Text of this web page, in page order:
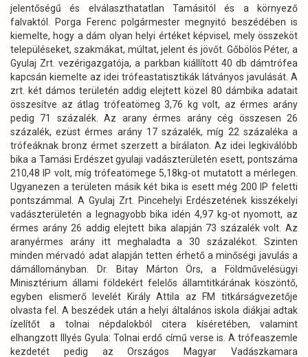
jelentőségű és elválaszthatatlan Tamásitól és a környező
falvaktól. Porga Ferenc polgármester megnyitó beszédében is
kiemelte, hogy a dám olyan helyi értéket képvisel, mely összeköt
településeket, szakmákat, múltat, jelent és jövőt. Gőbölös Péter, a
Gyulaj Zrt. vezérigazgatója, a parkban kiállított 40 db dámtrófea
kapcsán kiemelte az idei trófeastatisztikák látványos javulását. A
zrt. két dámos területén addig elejtett közel 80 dámbika adatait
összesítve az átlag trófeatömeg 3,76 kg volt, az érmes arány
pedig 71 százalék. Az arany érmes arány cég összesen 26
százalék, ezüst érmes arány 17 százalék, míg 22 százaléka a
trófeáknak bronz érmet szerzett a bírálaton. Az idei legkiválóbb
bika a Tamási Erdészet gyulaji vadászterületén esett, pontszáma
210,48 IP volt, míg trófeatömege 5,18kg-ot mutatott a mérlegen.
Ugyanezen a területen másik két bika is esett még 200 IP feletti
pontszámmal. A Gyulaj Zrt. Pincehelyi Erdészetének kisszékelyi
vadászterületén a legnagyobb bika idén 4,97 kg-ot nyomott, az
érmes arány 26 addig elejtett bika alapján 73 százalék volt. Az
aranyérmes arány itt meghaladta a 30 százalékot. Szinten
minden mérvadó adat alapján tetten érhető a minőségi javulás a
dámállományban. Dr. Bitay Márton Örs, a Földművelésügyi
Minisztérium állami földekért felelős államtitkárának köszöntő,
egyben elismerő levelét Király Attila az FM titkárságvezetője
olvasta fel. A beszédek után a helyi általános iskola diákjai adtak
ízelítőt a tolnai népdalokból citera kíséretében, valamint
elhangzott Illyés Gyula: Tolnai erdő című verse is. A trófeaszemle
kezdetét pedig az Országos Magyar Vadászkamara